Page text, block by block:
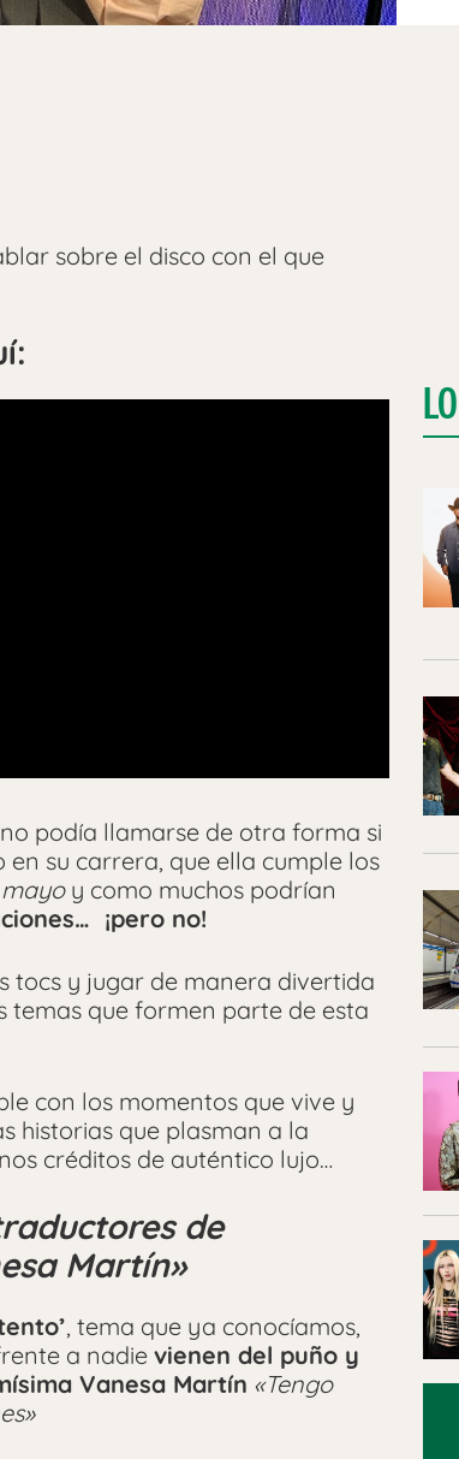
sobre el disco con el que
podía llamarse de otra forma si
su carrera, que ella cumple los
mayoy como muchos podrían
¡pero no!
tocs y jugar de manera divertida
temas que formen parte de esta
con los momentos que vive y
historias que plasman a la
créditos de auténtico lujo…
de
Martín»
, tema que ya conocíamos,
a nadievienen del puño y
Vanesa Martín «Tengo